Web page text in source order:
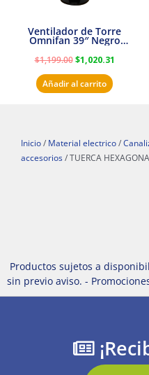
Ventilador de Torre
Omnifan 39″ Negro
$1,199.00 $1,020.31
Añadir al carrito
Inicio / Material electrico /
accesorios / TUERCA
Productos sujetos a
sin previo aviso. -